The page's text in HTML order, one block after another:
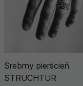
Srebrny pierścień
STRUCHTUR